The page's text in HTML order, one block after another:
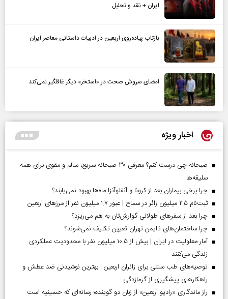
ایران + نقد و تحلیل
بازتاب پیاده‌روی اربعین در ادبیات داستانی معاصر ایران
امضای سروش صحت در «استخر» دیگر غافلگیر نمی‌کند
اخبار ویژه
صبحانه چی درست کنم؟ معرفی ۳۰ صبحانه سریع، سالم و مقوی برای همه
سلیقه‌ها
چرا برخی بیماران بعد از کرونا و آنفلوآنزا ماه‌ها بهبود نمی‌یابند؟
ثبت‌نام ۲.۵ میلیون زائر در سماح | عبور ۱.۷ میلیون نفر از مرز‌های اربعین
چرا بعد از سفرهای طولانی گوارش‌تان به هم می‌ریزد؟
چرا ساختمان‌های ناایمن تهران تعیین تکلیف نمی‌شوند؟
آمار معلولیت در ایران | بیش از ۱۰.۵ میلیون نفر با محدودیت عملکردی
زندگی می‌کنند
توصیه‌های طب سنتی برای زائران اربعین | بهترین نوشیدنی ضد عطش و
راهکارهای پیشگیری از گرمازدگی
راز ماندگاری «رادیو اربعین» از زبان دو گوینده؛ رسانه‌ای که حسینیه است